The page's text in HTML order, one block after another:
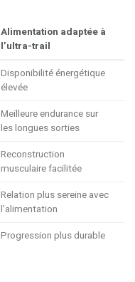
Alimentation adaptée à
l’ultra-trail
Disponibilité énergétique
élevée
Meilleure endurance sur
les longues sorties
Reconstruction
musculaire facilitée
Relation plus sereine avec
l’alimentation
Progression plus durable